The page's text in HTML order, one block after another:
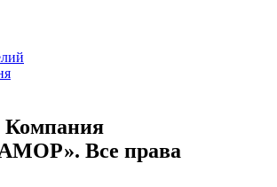
Компания
Все права